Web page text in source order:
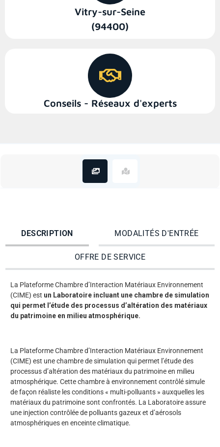
Vitry-sur-Seine
(94400)
Conseils - Réseaux d'experts
DESCRIPTION MODALITÉS D'ENTRÉE
OFFRE DE SERVICE
La Plateforme Chambre d’Interaction Matériaux Environnement
(CIME) est un Laboratoire incluant une chambre de simulation
qui permet l’étude des processus d’altération des matériaux
du patrimoine en milieu atmosphérique.
La Plateforme Chambre d’Interaction Matériaux Environnement
(CIME) est une chambre de simulation qui permet l’étude des
processus d’altération des matériaux du patrimoine en milieu
atmosphérique. Cette chambre à environnement contrôlé simule
de façon réaliste les conditions « multi-polluants » auxquelles les
matériaux du patrimoine sont confrontés. La Laboratoire assure
une injection contrôlée de polluants gazeux et d’aérosols
atmosphériques en enceinte climatique.